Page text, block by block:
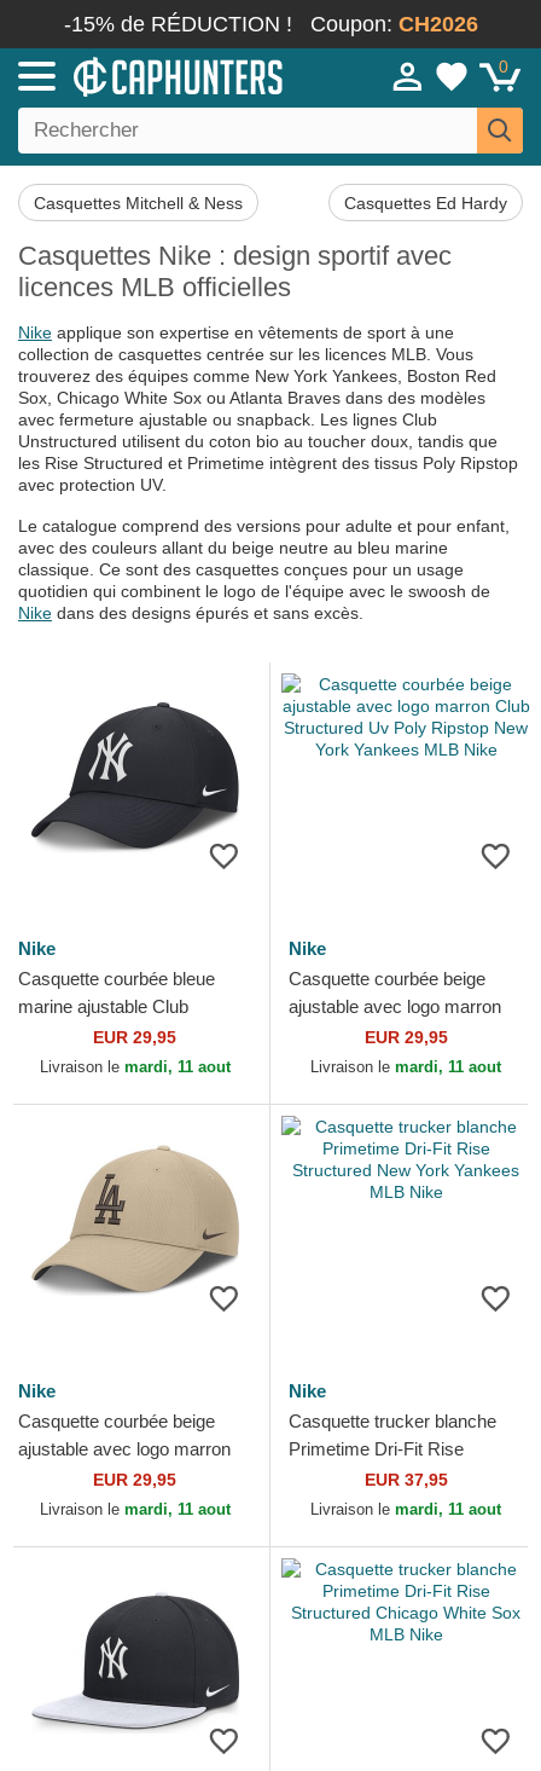
-15% de RÉDUCTION ! Coupon: CH2026
0
Casquettes Mitchell & Ness Casquettes Ed Hardy
Casquettes Nike : design sportif avec
licences MLB officielles
Nike applique son expertise en vêtements de sport à une
collection de casquettes centrée sur les licences MLB. Vous
trouverez des équipes comme New York Yankees, Boston Red
Sox, Chicago White Sox ou Atlanta Braves dans des modèles
avec fermeture ajustable ou snapback. Les lignes Club
Unstructured utilisent du coton bio au toucher doux, tandis que
les Rise Structured et Primetime intègrent des tissus Poly Ripstop
avec protection UV.
Le catalogue comprend des versions pour adulte et pour enfant,
avec des couleurs allant du beige neutre au bleu marine
classique. Ce sont des casquettes conçues pour un usage
quotidien qui combinent le logo de l'équipe avec le swoosh de
Nike dans des designs épurés et sans excès.
Nike
Casquette courbée bleue
marine ajustable Club
Structured UV Poly Ripstop
New York Yankees MLB
EUR 29,95
Livraison le mardi, 11 aout
Nike
Casquette courbée beige
ajustable avec logo marron
Club Structured Uv Poly
Ripstop New York...
EUR 29,95
Livraison le mardi, 11 aout
Nike
Casquette courbée beige
ajustable avec logo marron
Club Structured Uv Poly
Ripstop Los Angeles...
EUR 29,95
Livraison le mardi, 11 aout
Nike
Casquette trucker blanche
Primetime Dri-Fit Rise
Structured New York
Yankees MLB Nike
EUR 37,95
Livraison le mardi, 11 aout